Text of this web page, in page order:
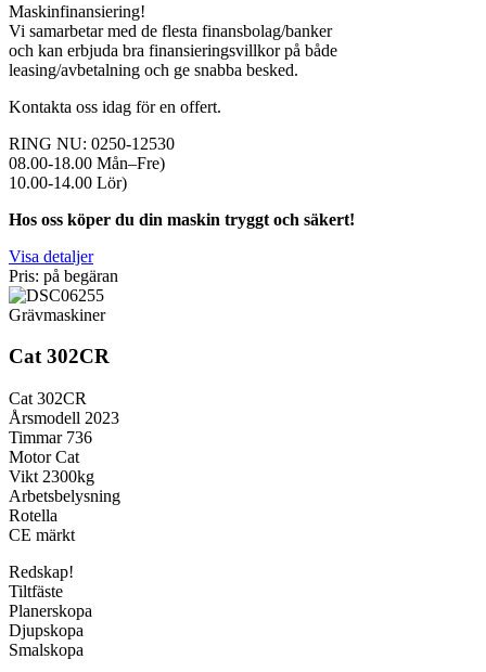
Maskinfinansiering!
Vi samarbetar med de flesta finansbolag/banker
och kan erbjuda bra finansieringsvillkor på både
leasing/avbetalning och ge snabba besked.
Kontakta oss idag för en offert.
RING NU: 0250-12530
08.00-18.00 Mån–Fre)
10.00-14.00 Lör)
Hos oss köper du din maskin tryggt och säkert!
Visa detaljer
Pris: på begäran
Grävmaskiner
Cat 302CR
Cat 302CR
Årsmodell 2023
Timmar 736
Motor Cat
Vikt 2300kg
Arbetsbelysning
Rotella
CE märkt
Redskap!
Tiltfäste
Planerskopa
Djupskopa
Smalskopa